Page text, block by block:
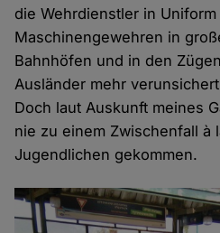
die Wehrdienstler in
Maschinengewehren in
Bahnhöfen und in den
Ausländer mehr
Doch laut Auskunft meines
nie zu einem Zwischenfall à
Jugendlichen gekommen.